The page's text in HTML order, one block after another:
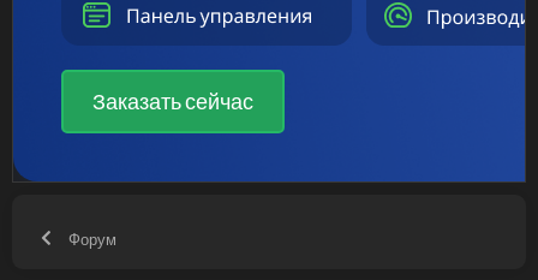
Заказать сейчас
Форум